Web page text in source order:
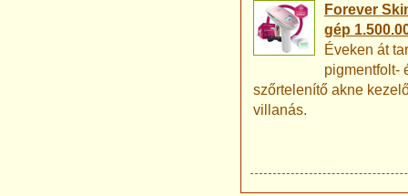
Forever
gép
Éveken át
pigmentfolt-
szőrtelenítő akne
villanás.